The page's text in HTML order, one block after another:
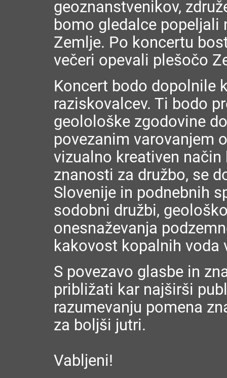
geoznanstvenikov,
bomo gledalce popeljali
Zemlje. Po koncertu
večeri opevali plešočo
Koncert bodo dopolnile
raziskovalcev. Ti bodo
geolološke zgodovine
povezanim varovanjem
vizualno kreativen
znanosti za družbo, se
Slovenije in podnebnih
sodobni družbi,
onesnaževanja
kakovost kopalnih voda
S povezavo glasbe in
približati kar najširši
razumevanju pomena
za boljši jutri.
Vabljeni!